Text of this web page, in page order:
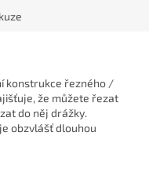
konstrukce řezného /
že můžete řezat
do něj drážky.
obzvlášť dlouhou